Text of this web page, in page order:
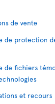
de vente
de protection
de fichiers
et recours